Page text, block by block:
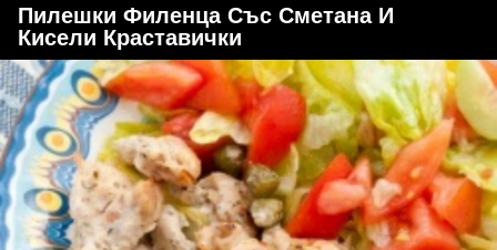
Пилешки Филенца Със Сметана И
Кисели Краставички